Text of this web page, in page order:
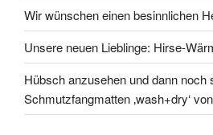
Wir wünschen einen besinnlichen
Unsere neuen Lieblinge: Hirse-
Hübsch anzusehen und dann noch
Schmutzfangmatten ‚wash+dry‘